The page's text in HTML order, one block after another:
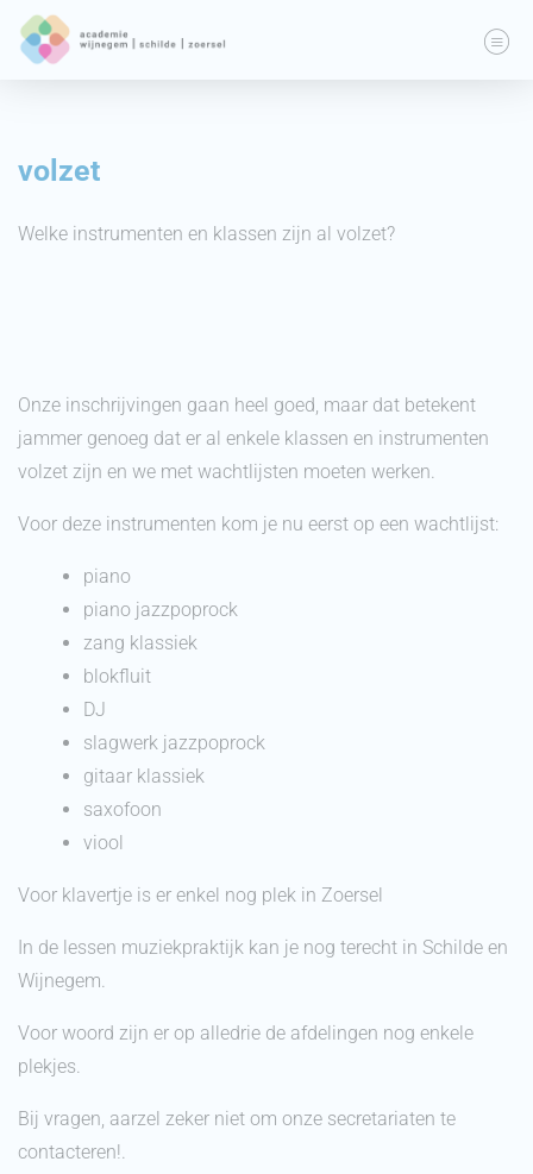
volzet
Welke instrumenten en klassen zijn al volzet?
Onze inschrijvingen gaan heel goed, maar dat betekent
jammer genoeg dat er al enkele klassen en instrumenten
volzet zijn en we met wachtlijsten moeten werken.
Voor deze instrumenten kom je nu eerst op een wachtlijst:
piano
piano jazzpoprock
zang klassiek
blokfluit
DJ
slagwerk jazzpoprock
gitaar klassiek
saxofoon
viool
Voor klavertje is er enkel nog plek in Zoersel
In de lessen muziekpraktijk kan je nog terecht in Schilde en
Wijnegem.
Voor woord zijn er op alledrie de afdelingen nog enkele
plekjes.
Bij vragen, aarzel zeker niet om onze secretariaten te
contacteren!.